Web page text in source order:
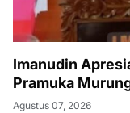
Imanudin
Pramuka
Agustus 07, 2026